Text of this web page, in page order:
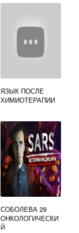
ЯЗЫК ПОСЛЕ
ХИМИОТЕРАПИИ
СОБОЛЕВА 29
ОНКОЛОГИЧЕСКИ
Й